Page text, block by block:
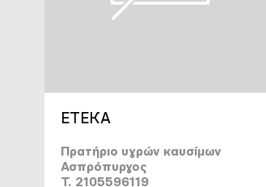
ΕΤΕΚΑ
Πρατήριο υγρών καυσίμων
Ασπρόπυργος
T. 2105596119